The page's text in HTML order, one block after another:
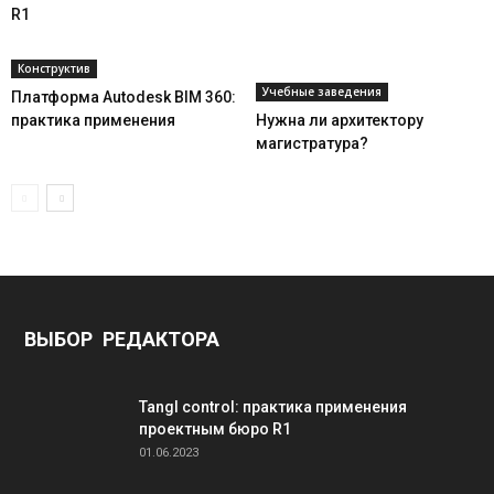
R1
Конструктив
Платформа Autodesk BIM 360:
практика применения
Учебные заведения
Нужна ли архитектору
магистратура?
ВЫБОР РЕДАКТОРА
Tangl control: практика применения
проектным бюро R1
01.06.2023